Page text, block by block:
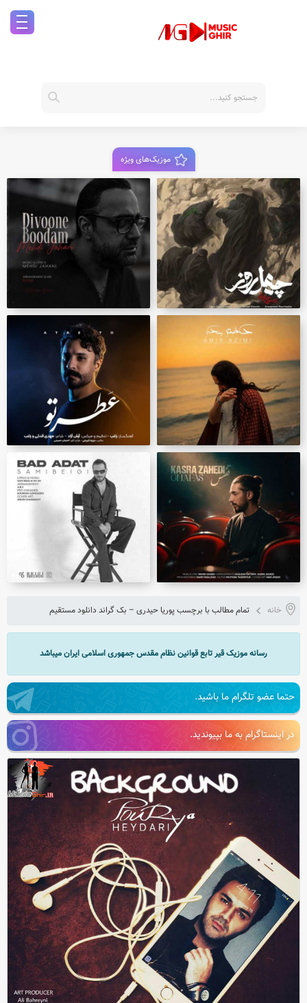
موزیک‌های ویژه
خانه تمام مطالب با برچسب پوریا حیدری – بک گراند دانلود مستقیم
رسانه موزیک قیر تابع قوانین نظام مقدس جمهوری اسلامی ایران میباشد
حتما عضو تلگرام ما باشید.
در اینستاگرام به ما بپیوندید.